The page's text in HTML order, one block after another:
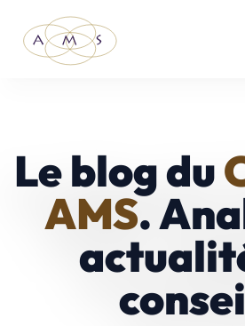
Le blog du
AMS.
S'inscrire avec